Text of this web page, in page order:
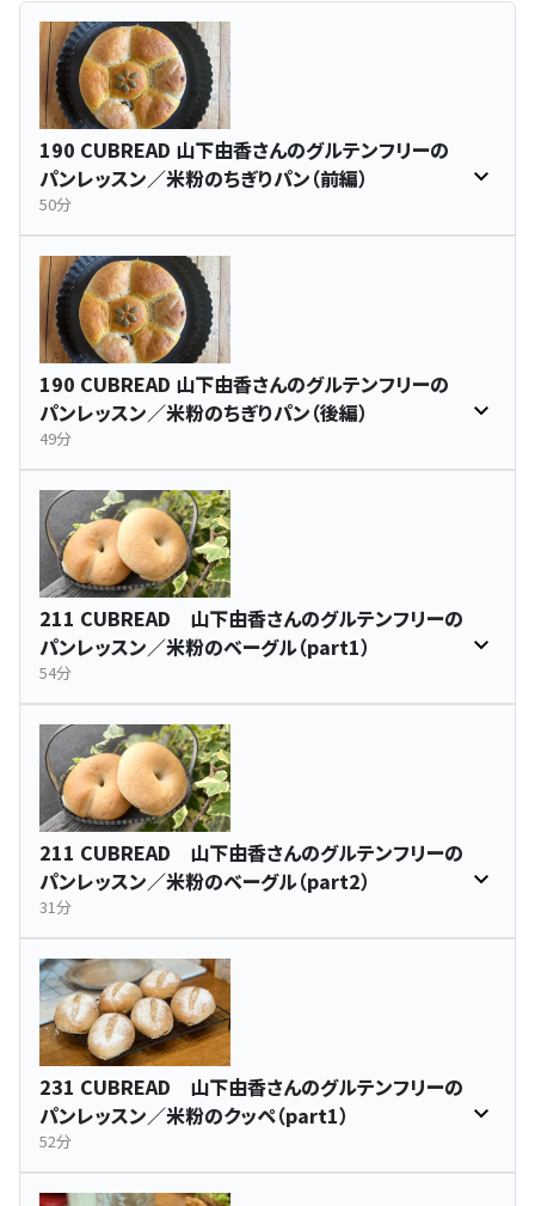
190 CUBREAD 山下由香さんのグルテンフリーの
パンレッスン／米粉のちぎりパン（前編）
50分
190 CUBREAD 山下由香さんのグルテンフリーの
パンレッスン／米粉のちぎりパン（後編）
49分
211 CUBREAD 山下由香さんのグルテンフリーの
パンレッスン／米粉のベーグル（part1）
54分
211 CUBREAD 山下由香さんのグルテンフリーの
パンレッスン／米粉のベーグル（part2）
31分
231 CUBREAD 山下由香さんのグルテンフリーの
パンレッスン／米粉のクッペ（part1）
52分